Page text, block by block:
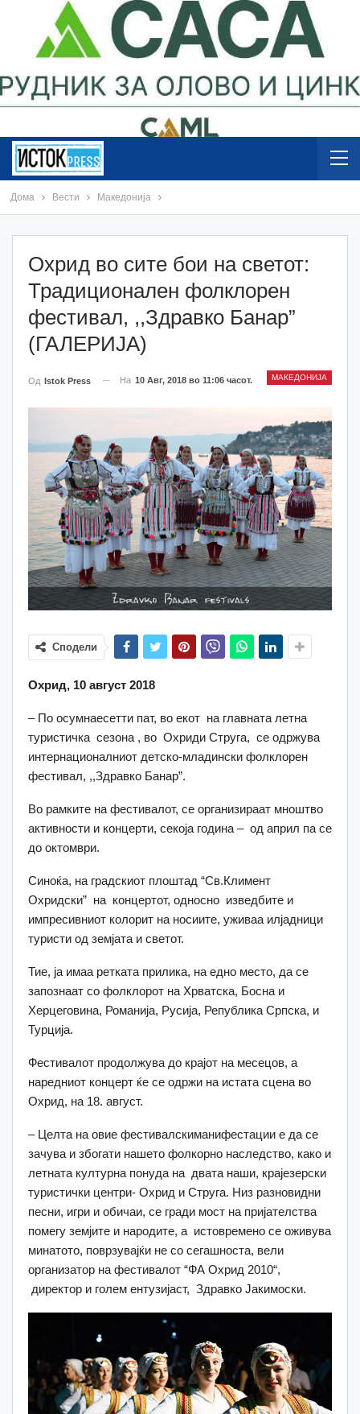
Дома Вести Македонија
Охрид во сите бои на светот:
Традиционален фолклорен
фестивал, ,,Здравко Банар”
(ГАЛЕРИЈА)
МАКЕДОНИЈА
Од Istok Press На 10 Авг, 2018 во 11:06 часот.
Сподели
Охрид, 10 август 2018
– По осумнаесетти пат, во екот на главната летна
туристичка сезона , во Охриди Струга, се одржува
интернационалниот детско-младински фолклорен
фестивал, ,,Здравко Банар”.
Во рамките на фестивалот, се организираат мноштво
активности и концерти, секоја година – од април па се
до октомври.
Синоќа, на градскиот плоштад “Св.Климент
Охридски” на концертот, односно изведбите и
импресивниот колорит на носиите, уживаа илјадници
туристи од земјата и светот.
Тие, ја имаа ретката прилика, на едно место, да се
запознаат со фолклорот на Хрватска, Босна и
Херцеговина, Романија, Русија, Република Српска, и
Турција.
Фестивалот продолжува до крајот на месецов, а
наредниот концерт ќе се одржи на истата сцена во
Охрид, на 18. август.
– Целта на овие фестивалскиманифестации е да се
зачува и збогати нашето фолкорно наследство, како и
летната културна понуда на двата наши, крајезерски
туристички центри- Охрид и Струга. Низ разновидни
песни, игри и обичаи, се гради мост на пријателства
помегу земјите и народите, а истовремено се оживува
минатото, поврзувајќи не со сегашноста, вели
организатор на фестивалот “ФА Охрид 2010“,
директор и голем ентузијаст, Здравко Јакимоски.